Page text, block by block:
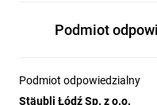
Podmiot
Podmiot odpowiedzialny
Stäubli Łódź Sp. z o.o.